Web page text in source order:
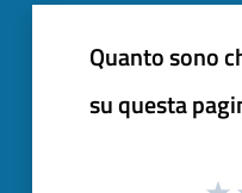
Quanto sono
su questa